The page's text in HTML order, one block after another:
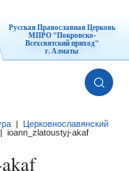
Русская Православная Церковь
МПРО "Покровско-
Всехсвятский приход"
г. Алматы
Церковнославянский
ioann_zlatoustyj-akaf